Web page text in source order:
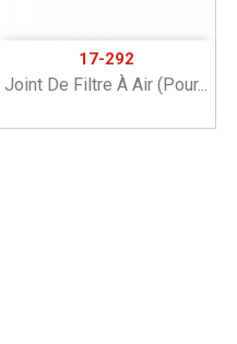
17-292
Joint De Filtre À Air (pour...